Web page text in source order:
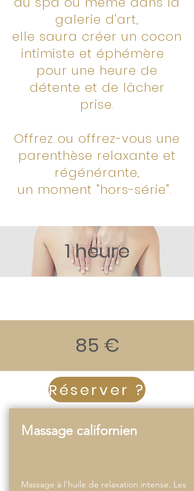
galerie d'art,
elle saura créer un cocon
intimiste et éphémère
pour une heure de
détente et de lâcher
prise.
Offrez ou offrez-vous une
parenthèse relaxante et
régénérante,
un moment "hors-série".
1 heure
85 €
Réserver ?
Massage californien
Massage à l'huile de relaxation intense. Les